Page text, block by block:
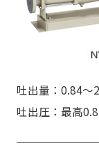
吐出量：0.84～
吐出圧：最高0.8